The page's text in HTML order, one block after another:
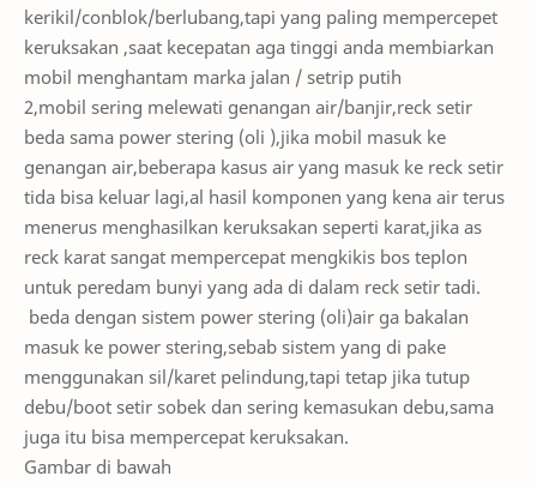
kerikil/conblok/berlubang,tapi yang paling mempercepet
keruksakan ,saat kecepatan aga tinggi anda membiarkan
mobil menghantam marka jalan / setrip putih
2,mobil sering melewati genangan air/banjir,reck setir
beda sama power stering (oli ),jika mobil masuk ke
genangan air,beberapa kasus air yang masuk ke reck setir
tida bisa keluar lagi,al hasil komponen yang kena air terus
menerus menghasilkan keruksakan seperti karat,jika as
reck karat sangat mempercepat mengkikis bos teplon
untuk peredam bunyi yang ada di dalam reck setir tadi.
beda dengan sistem power stering (oli)air ga bakalan
masuk ke power stering,sebab sistem yang di pake
menggunakan sil/karet pelindung,tapi tetap jika tutup
debu/boot setir sobek dan sering kemasukan debu,sama
juga itu bisa mempercepat keruksakan.
Gambar di bawah